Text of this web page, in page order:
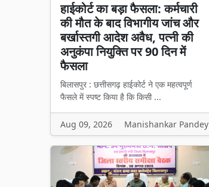
हाईकोर्ट का बड़ा फैसला: कर्मचारी
की मौत के बाद विभागीय जांच और
बर्खास्तगी आदेश अवैध, पत्नी की
अनुकंपा नियुक्ति पर 90 दिन में
फैसला
बिलासपुर : छत्तीसगढ़ हाईकोर्ट ने एक महत्वपूर्ण
फैसले में स्पष्ट किया है कि किसी ...
Aug 09, 2026 Manishankar Pandey